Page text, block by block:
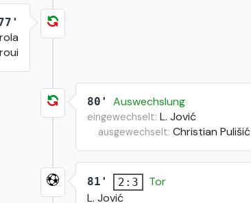
80' Auswechslung
eingewechselt: L. Jović
ausgewechselt: Christian Pulišić
81' 2:3
Tor
L. Jović